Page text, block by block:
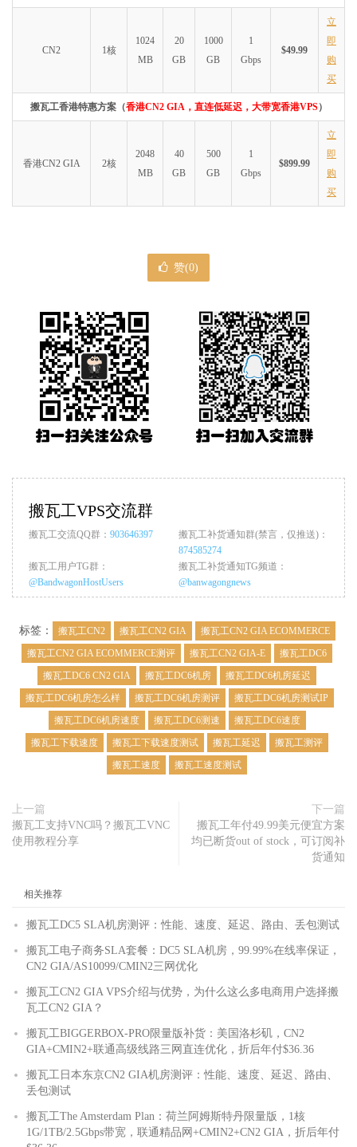
CN2 1核
1024
MB
20
GB
1000
GB
1
Gbps
$49.99
立
即
购
买
搬瓦工香港特惠方案（香港CN2 GIA，直连低延迟，大带宽香港VPS）
香港CN2 GIA 2核
2048
MB
40
GB
500
GB
1
Gbps
$899.99
立
即
购
买
赞(0)
搬瓦工VPS交流群
搬瓦工交流QQ群： 903646397
搬瓦工补货通知群(禁言，仅推送)：
874585274
搬瓦工用户TG群：
@BandwagonHostUsers
搬瓦工补货通知TG频道：
@banwagongnews
标签： 搬瓦工CN2 搬瓦工CN2 GIA
搬瓦工CN2 GIA ECOMMERCE
搬瓦工CN2 GIA ECOMMERCE测评
搬瓦工CN2 GIA-E
搬瓦工DC6
搬瓦工DC6 CN2 GIA
搬瓦工DC6机房
搬瓦工DC6机房延迟
搬瓦工DC6机房怎么样
搬瓦工DC6机房测评
搬瓦工DC6机房测试IP
搬瓦工DC6机房速度
搬瓦工DC6测速
搬瓦工DC6速度
搬瓦工下载速度
搬瓦工下载速度测试 搬瓦工延迟
搬瓦工测评
搬瓦工速度
搬瓦工速度测试
上一篇
搬瓦工支持VNC吗？搬瓦工VNC
使用教程分享
下一篇
搬瓦工年付49.99美元便宜方案
均已断货out of stock，可订阅补
货通知
相关推荐
搬瓦工DC5 SLA机房测评：性能、速度、延迟、路由、丢包测试
搬瓦工电子商务SLA套餐：DC5 SLA机房，99.99%在线率保证，
CN2 GIA/AS10099/CMIN2三网优化
搬瓦工CN2 GIA VPS介绍与优势，为什么这么多电商用户选择搬
瓦工CN2 GIA？
搬瓦工BIGGERBOX-PRO限量版补货：美国洛杉矶，CN2
GIA+CMIN2+联通高级线路三网直连优化，折后年付$36.36
搬瓦工日本东京CN2 GIA机房测评：性能、速度、延迟、路由、
丢包测试
搬瓦工The Amsterdam Plan：荷兰阿姆斯特丹限量版，1核
1G/1TB/2.5Gbps带宽，联通精品网+CMIN2+CN2 GIA，折后年付